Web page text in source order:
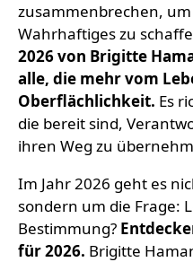
zusammenbrechen,
Wahrhaftiges zu
2026 von Brigitte
alle, die mehr vom
Oberflächlichkeit. Es
die bereit sind,
ihren Weg zu
Im Jahr 2026 geht es
sondern um die Frage:
Bestimmung?
für 2026. Brigitte